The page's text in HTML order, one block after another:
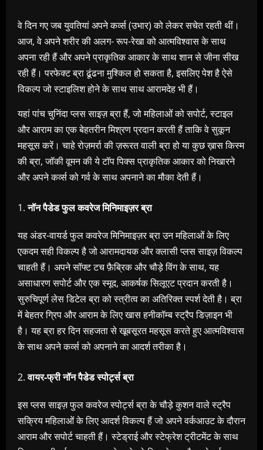
वे दिन गए जब युवतियां अपने कर्व्स (उभार) को लेकर सचेत रहती थीं।
आज, वे अपने शरीर की अलग- रूप-रेखा को आत्मविश्वास के साथ
अपना रही हैं और अपने प्राकृतिक आकार के साथ शान से जीना सीख
रही हैं। परफेक्ट ब्रा ढूंढना मुश्किल हो सकता है, इसलिए पेश है ऐसे
विकल्प जो स्टाइलिश होने के साथ साथ आरामदेह भी हैं।
यहां पांच चुनिंदा प्लस साइज़ ब्रा हैं, जो महिलाओं को सपोर्ट, स्टाइल
और आराम का एक बेहतरीन मिश्रण प्रदान करती हैं ताकि वे सुकून
महसूस करें। चाहे रोज़मर्रा की ज़रूरत वाली ब्रा हो या कुछ ख़ास किस्म
की ब्रा, जॉकी वूमन की ये टॉप पिक्स प्राकृतिक आकार को निखारने
और अपने कर्व्स को गर्व के साथ अपनाने का मौका देती हैं।
नॉन पैडेड फुल कवरेज मिनिमाइज़र ब्रा
यह अंडर-वायर्ड फुल कवरेज मिनिमाइज़र ब्रा उन महिलाओं के लिए
एकदम सही विकल्प है जो आरामदायक और क्लासी प्लस साइज़ विकल्प
चाहती हैं। अपने सॉफ्ट टच फ़ैब्रिक और चौड़े विंग के साथ, यह
असाधारण सपोर्ट और एक स्मूद, आकर्षक सिलूएट प्रदान करती है।
सुरुचिपूर्ण लेस डिटेल ब्रा को स्त्रीत्व का अतिरिक्त स्पर्श देती है। ब्रा
में बेहतर ग्रिप और आराम के लिए खास हनीकॉम्ब स्ट्रैप डिज़ाइन भी
है। यह ब्रा हर दिन सहजता से खूबसूरत महसूस करते हुए आत्मविश्वास
के साथ अपने कर्व्स को अपनाने का आदर्श तरीका है।
वायर-फ्री नॉन पैडेड स्पोर्ट्स ब्रा
इस प्लस साइज़ फुल कवरेज स्पोर्ट्स ब्रा के चौड़े कुशन वाले स्ट्रैप
सक्रिय महिलाओं के लिए आदर्श विकल्प हैं जो अपने वर्कआउट के दौरान
आराम और सपोर्ट चाहती हैं। स्टेड्राई और स्टेफ्रेश ट्रीटमेंट के साथ